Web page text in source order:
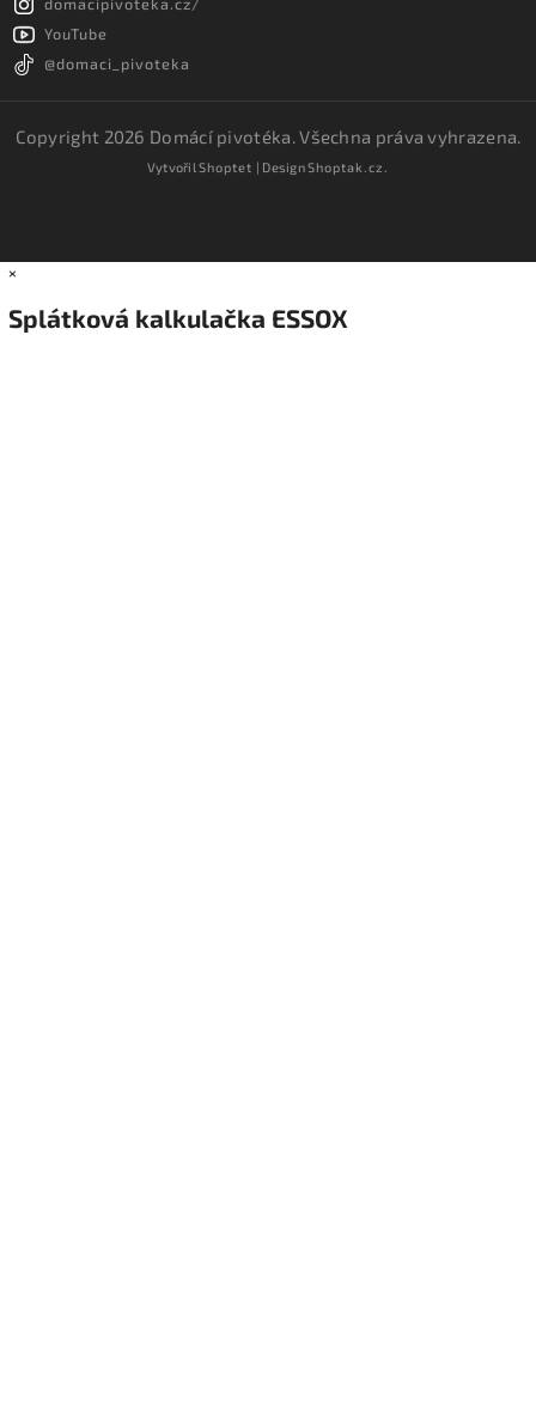
YouTube
@domaci_pivoteka
Copyright 2026 Domácí pivotéka . Všechna práva vyhrazena.
VytvořilShoptet | DesignShoptak.cz.
×
Splátková kalkulačka ESSOX